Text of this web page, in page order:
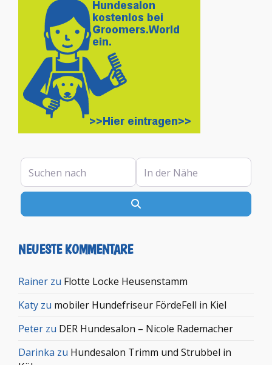
Suchen nach In der Nähe
NEUESTE KOMMENTARE
Rainer zu Flotte Locke Heusenstamm
Katy zu mobiler Hundefriseur FördeFell in Kiel
Peter zu DER Hundesalon – Nicole Rademacher
Darinka zu Hundesalon Trimm und Strubbel in